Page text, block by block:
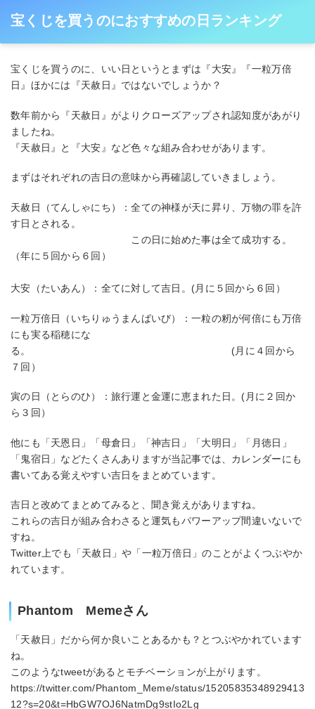
宝くじを買うのにおすすめの日ランキング
宝くじを買うのに、いい日というとまずは『大安』『一粒万倍
日』ほかには『天赦日』ではないでしょうか？
数年前から『天赦日』がよりクローズアップされ認知度があがり
ましたね。
『天赦日』と『大安』など色々な組み合わせがあります。
まずはそれぞれの吉日の意味から再確認していきましょう。
天赦日（てんしゃにち）：全ての神様が天に昇り、万物の罪を許
す日とされる。
この日に始めた事は全て成功する。
（年に５回から６回）
大安（たいあん）：全てに対して吉日。(月に５回から６回）
一粒万倍日（いちりゅうまんばいび）：一粒の籾が何倍にも万倍
にも実る稲穂にな
る。 (月に４回から
７回）
寅の日（とらのひ）：旅行運と金運に恵まれた日。(月に２回か
ら３回）
他にも「天恩日」「母倉日」「神吉日」「大明日」「月徳日」
「鬼宿日」などたくさんありますが当記事では、カレンダーにも
書いてある覚えやすい吉日をまとめています。
吉日と改めてまとめてみると、聞き覚えがありますね。
これらの吉日が組み合わさると運気もパワーアップ間違いないで
すね。
Twitter上でも「天赦日」や「一粒万倍日」のことがよくつぶやか
れています。
Phantom Memeさん
「天赦日」だから何か良いことあるかも？とつぶやかれています
ね。
このようなtweetがあるとモチベーションが上がります。
https://twitter.com/Phantom_Meme/status/15205835348929413
12?s=20&t=HbGW7OJ6NatmDg9stIo2Lg